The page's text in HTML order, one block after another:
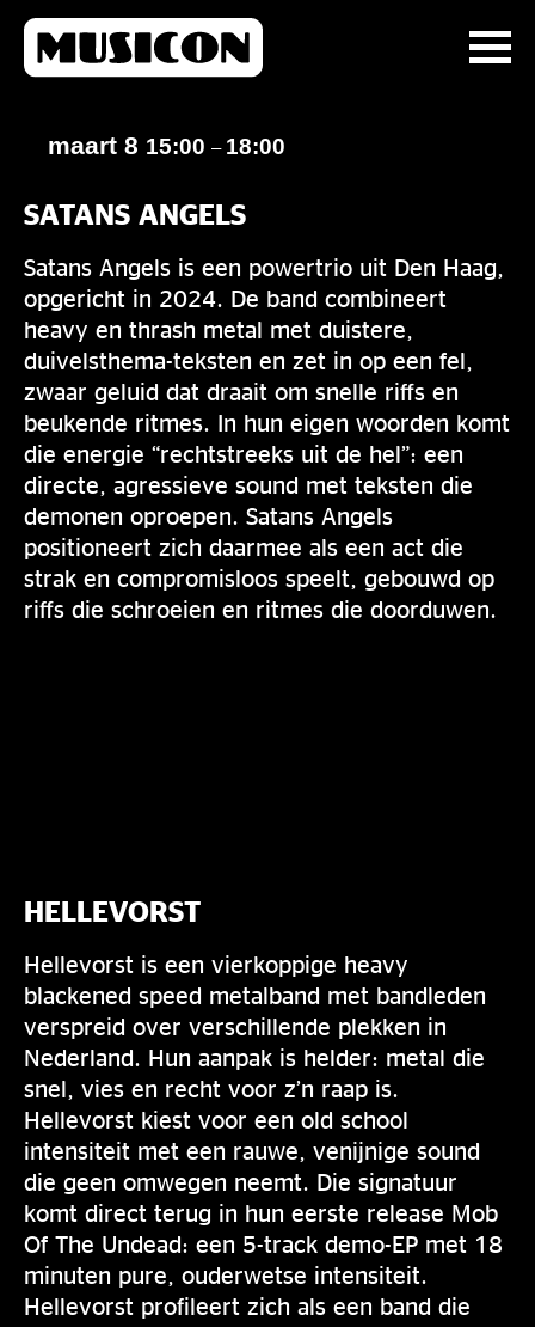
maart 8 15:00 – 18:00
SATANS ANGELS
Satans Angels is een powertrio uit Den Haag,
opgericht in 2024. De band combineert
heavy en thrash metal met duistere,
duivelsthema-teksten en zet in op een fel,
zwaar geluid dat draait om snelle riffs en
beukende ritmes. In hun eigen woorden komt
die energie “rechtstreeks uit de hel”: een
directe, agressieve sound met teksten die
demonen oproepen. Satans Angels
positioneert zich daarmee als een act die
strak en compromisloos speelt, gebouwd op
riffs die schroeien en ritmes die doorduwen.
HELLEVORST
Hellevorst is een vierkoppige heavy
blackened speed metalband met bandleden
verspreid over verschillende plekken in
Nederland. Hun aanpak is helder: metal die
snel, vies en recht voor z’n raap is.
Hellevorst kiest voor een old school
intensiteit met een rauwe, venijnige sound
die geen omwegen neemt. Die signatuur
komt direct terug in hun eerste release Mob
Of The Undead: een 5-track demo-EP met 18
minuten pure, ouderwetse intensiteit.
Hellevorst profileert zich als een band die